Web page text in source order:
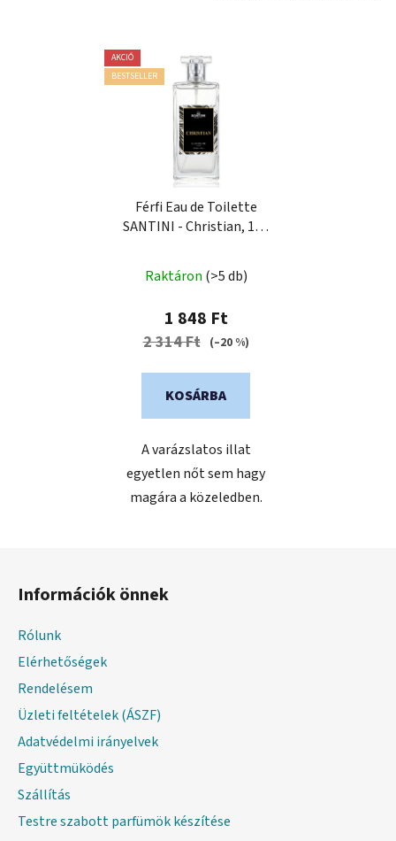
AKCIÓ
BESTSELLER
Férfi Eau de Toilette
SANTINI - Christian, 100
Raktáron (>5 db)
1 848 Ft
2 314 Ft (–20 %)
KOSÁRBA
A varázslatos illat
egyetlen nőt sem hagy
magára a közeledben.
Információk önnek
Rólunk
Elérhetőségek
Rendelésem
Üzleti feltételek (ÁSZF)
Adatvédelmi irányelvek
Együttmüködés
Szállítás
Testre szabott parfümök készítése